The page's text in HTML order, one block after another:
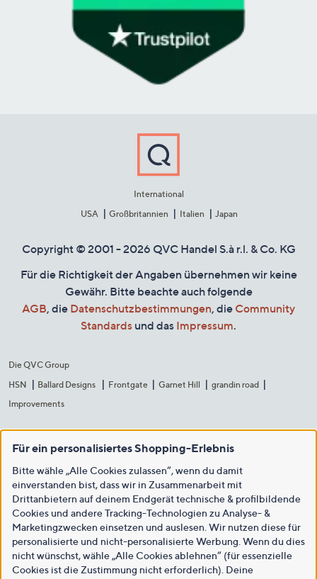
International
USA
Großbritannien Italien Japan
Copyright © 2001 - 2026 QVC Handel S.à r.l. & Co. KG
Für die Richtigkeit der Angaben übernehmen wir keine
Gewähr. Bitte beachte auch folgende
AGB, die Datenschutzbestimmungen, die Community
Standards und das Impressum.
Die QVC Group
HSN
Ballard Designs Frontgate Garnet Hill
grandin road
Improvements
Für ein personalisiertes Shopping-Erlebnis
Bitte wähle „Alle Cookies zulassen“, wenn du damit
einverstanden bist, dass wir in Zusammenarbeit mit
Drittanbietern auf deinem Endgerät technische & profilbildende
Cookies und andere Tracking-Technologien zu Analyse- &
Marketingzwecken einsetzen und auslesen. Wir nutzen diese für
personalisierte und nicht-personalisierte Werbung. Wenn du dies
nicht wünschst, wähle „Alle Cookies ablehnen“ (für essenzielle
Cookies ist die Zustimmung nicht erforderlich). Deine